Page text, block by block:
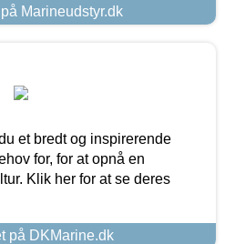
Marineudstyr.dk
et bredt og inspirerende
for, for at opnå en
Klik her for at se deres
på DKMarine.dk